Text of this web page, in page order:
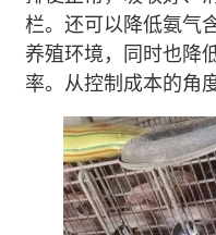
栏。还可以降低氨气
养殖环境，同时也降
率。从控制成本的角